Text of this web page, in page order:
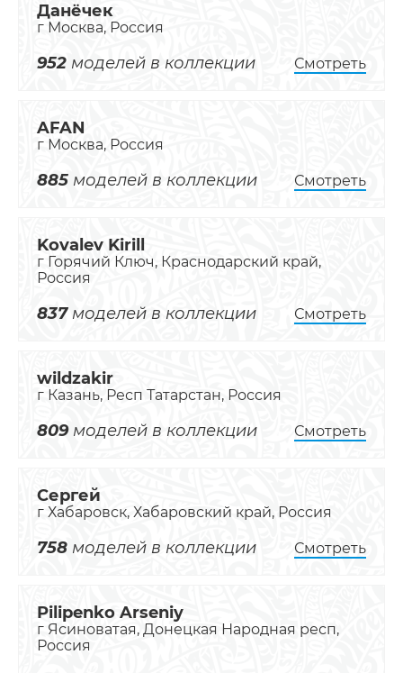
Данёчек
г Москва, Россия
952 моделей в коллекции Смотреть
AFAN
г Москва, Россия
885 моделей в коллекции Смотреть
Kovalev Kirill
г Горячий Ключ, Краснодарский край,
Россия
837моделей в коллекции Смотреть
wildzakir
г Казань, Респ Татарстан, Россия
809моделей в коллекции Смотреть
Сергей
г Хабаровск, Хабаровский край, Россия
758 моделей в коллекции Смотреть
Pilipenko Arseniy
г Ясиноватая, Донецкая Народная респ,
Россия